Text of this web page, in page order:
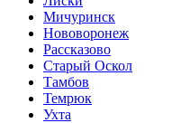
Мичуринск
Нововоронеж
Рассказово
Старый Оскол
Тамбов
Темрюк
Ухта